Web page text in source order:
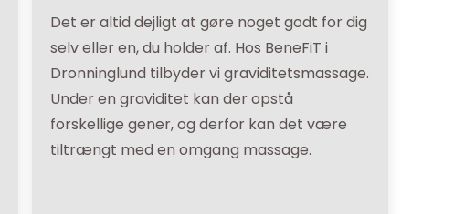
Det er altid dejligt at gøre noget godt for dig
selv eller en, du holder af. Hos BeneFiT i
Dronninglund tilbyder vi graviditetsmassage.
Under en graviditet kan der opstå
forskellige gener, og derfor kan det være
tiltrængt med en omgang massage.